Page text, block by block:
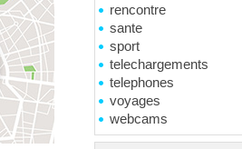
rencontre
sante
sport
telechargements
telephones
voyages
webcams